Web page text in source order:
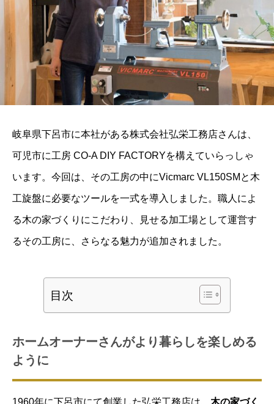
岐阜県下呂市に本社がある株式会社弘栄工務店さんは、
可児市に工房 CO-A DIY FACTORYを構えていらっしゃ
います。今回は、その工房の中にVicmarc VL150SMと木
工旋盤に必要なツールを一式を導入しました。職人によ
る木の家づくりにこだわり、見せる加工場として運営す
るその工房に、さらなる魅力が追加されました。
目次
ホームオーナーさんがより暮らしを楽しめる
ように
1960年に下呂市にて創業した弘栄工務店は、 木の家づく